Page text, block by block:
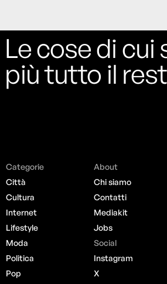
Le cose di cui
più tutto il
Categorie
Città
Cultura
Internet
Lifestyle
Moda
Politica
Pop
About
Chi siamo
Contatti
Mediakit
Jobs
Social
Instagram
X